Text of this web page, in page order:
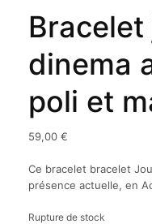
dinema
poli et
59,00 €
Ce bracelet bracelet
présence actuelle, en
Rupture de stock